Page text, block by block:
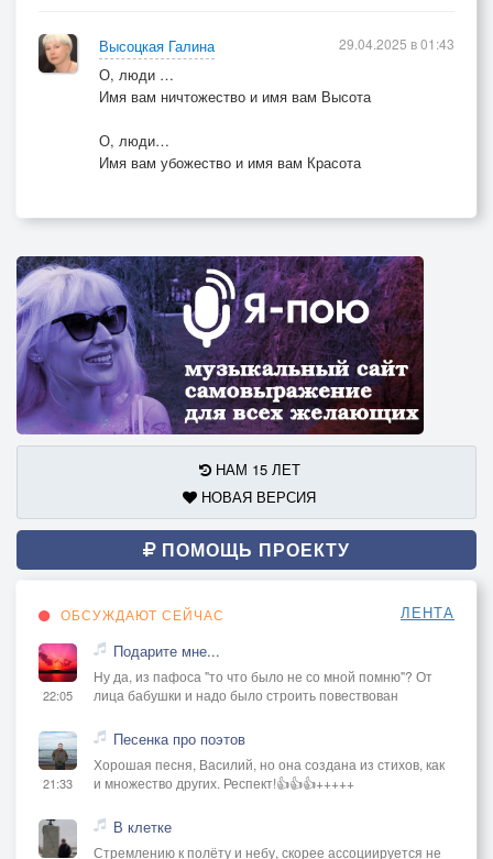
Высоцкая Галина
О, люди …
Имя вам ничтожество и имя вам Высота
О, люди…
Имя вам убожество и имя вам Красота
29.04.2025 в 01:43
НАМ 15 ЛЕТ
НОВАЯ ВЕРСИЯ
ПОМОЩЬ ПРОЕКТУ
ОБСУЖДАЮТ СЕЙЧАС ЛЕНТА
22:05
Подарите мне...
Ну да, из пафоса "то что было не со мной помню"? От
лица бабушки и надо было строить повествован
21:33
Песенка про поэтов
Хорошая песня, Василий, но она создана из стихов, как
и множество других. Респект!👍👍👍+++++
В клетке
Стремлению к полёту и небу, скорее ассоциируется не